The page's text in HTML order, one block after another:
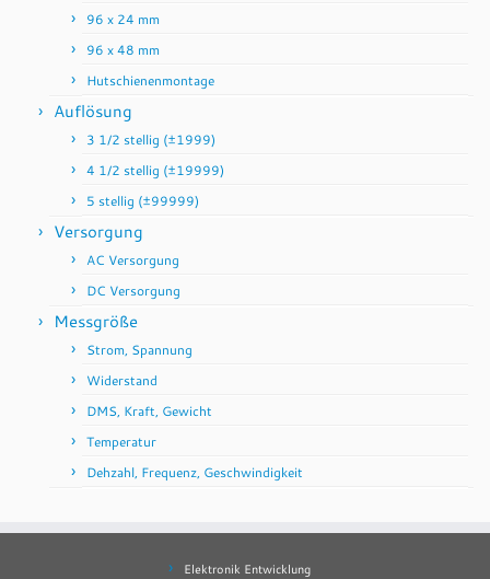
96 x 24 mm
96 x 48 mm
Hutschienenmontage
Auflösung
3 1/2 stellig (±1999)
4 1/2 stellig (±19999)
5 stellig (±99999)
Versorgung
AC Versorgung
DC Versorgung
Messgröße
Strom, Spannung
Widerstand
DMS, Kraft, Gewicht
Temperatur
Dehzahl, Frequenz, Geschwindigkeit
Elektronik Entwicklung